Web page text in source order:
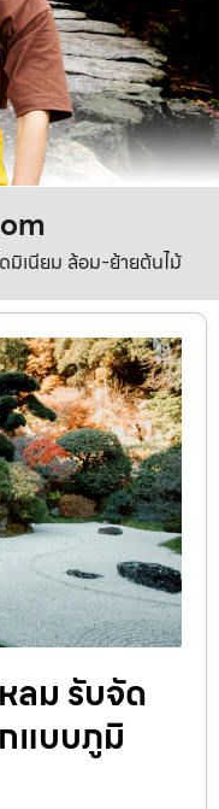
เนียม ล้อม-ย้ายต้นไม้
ลม รับจัด
แบบภูมิ